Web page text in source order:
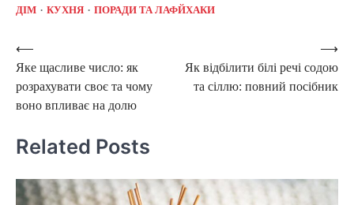
ДІМ КУХНЯ ПОРАДИ ТА ЛАФЙХАКИ
Post
navigation
⟵
Яке щасливе число: як
розрахувати своє та чому
воно впливає на долю
Як відбілити білі речі содою
та сіллю: повний посібник
⟶
Related Posts